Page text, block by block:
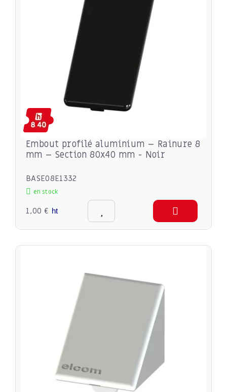
Embout profilé aluminium – Rainure 8
mm – Section 80x40 mm - Noir
BASE08E1332
en stock
1,00 € ht